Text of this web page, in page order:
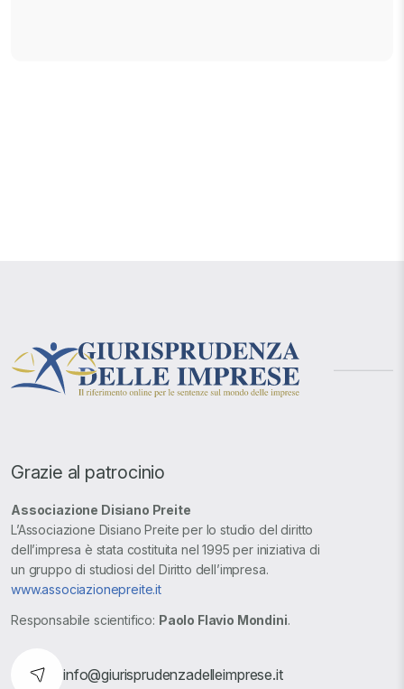
Grazie al patrocinio
Associazione Disiano Preite
L’Associazione Disiano Preite per lo studio del diritto
dell’impresa è stata costituita nel 1995 per iniziativa di
un gruppo di studiosi del Diritto dell’impresa.
www.associazionepreite.it
Responsabile scientifico: Paolo Flavio Mondini.
info@giurisprudenzadelleimprese.it